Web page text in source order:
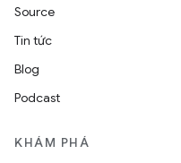
Source
Tin tức
Blog
Podcast
KHÁM PHÁ